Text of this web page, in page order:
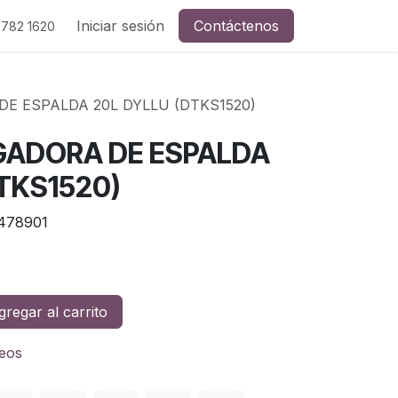
1620 Iniciar sesión Contáctenos
ESPALDA 20L DYLLU (DTKS1520)
DE ESPALDA
al carrito